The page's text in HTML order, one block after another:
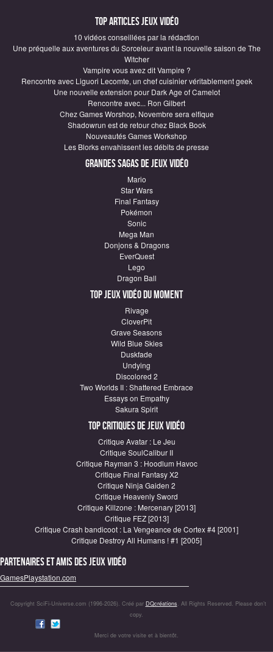
Top articles Jeux vidéo
10 vidéos conseillées par la rédaction
Une préquelle aux aventures du Sorceleur avant la nouvelle saison de The
Witcher
Vampire vous avez dit Vampire ?
Rencontre avec Liguori Lecomte, un chef cuisinier véritablement geek
Une nouvelle extension pour Dark Age of Camelot
Rencontre avec... Ron Gilbert
Chez Games Worshop, Novembre sera elfique
Shadowrun est de retour chez Black Book
Nouveautés Games Workshop
Les Blorks envahissent les débits de presse
Grandes sagas de Jeux vidéo
Mario
Star Wars
Final Fantasy
Pokémon
Sonic
Mega Man
Donjons & Dragons
EverQuest
Lego
Dragon Ball
Top Jeux vidéo du moment
Rivage
CloverPit
Grave Seasons
Wild Blue Skies
Duskfade
Undying
Discolored 2
Two Worlds II : Shattered Embrace
Essays on Empathy
Sakura Spirit
Top critiques de Jeux vidéo
Critique Avatar : Le Jeu
Critique SoulCalibur II
Critique Rayman 3 : Hoodlum Havoc
Critique Final Fantasy X2
Critique Ninja Gaiden 2
Critique Heavenly Sword
Critique Killzone : Mercenary [2013]
Critique FEZ [2013]
Critique Crash bandicoot : La Vengeance de Cortex #4 [2001]
Critique Destroy All Humans ! #1 [2005]
Partenaires et amis des jeux vidéo
GamesPlaystation.com
Copyright SciFi-Universe.com (1996-2026). Créé par DQcréations. All Rights Reserved. Please don’t
copy.
Merci de votre visite et à bientôt.